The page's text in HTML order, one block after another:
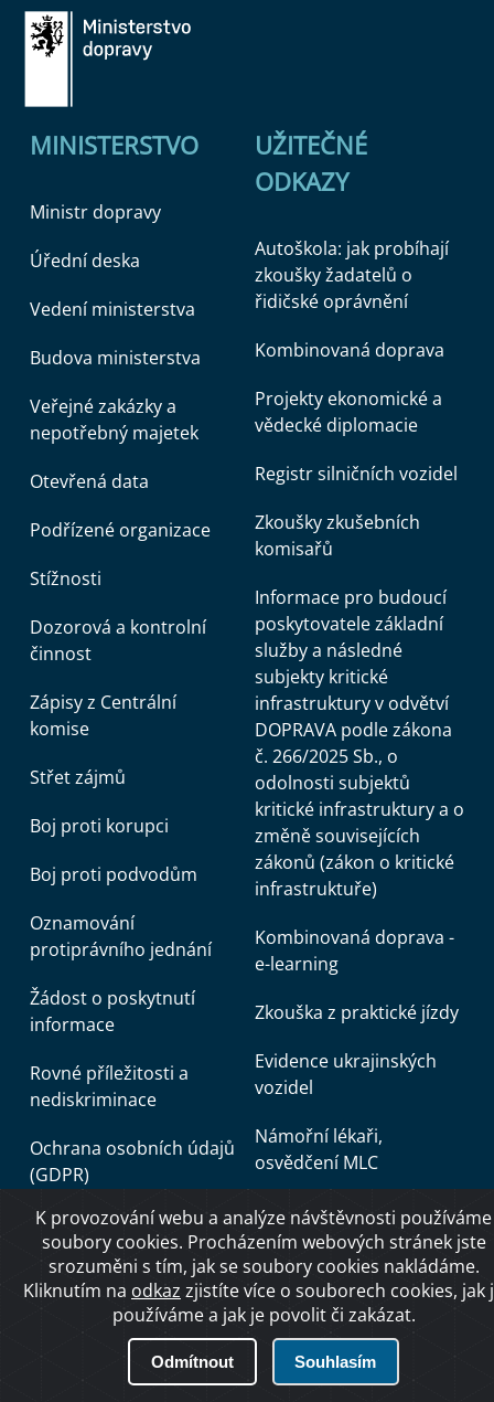
MINISTERSTVO
Ministr dopravy
Úřední deska
Vedení ministerstva
Budova ministerstva
Veřejné zakázky a
nepotřebný majetek
Otevřená data
Podřízené organizace
Stížnosti
Dozorová a kontrolní
činnost
Zápisy z Centrální
komise
Střet zájmů
Boj proti korupci
Boj proti podvodům
Oznamování
protiprávního jednání
Žádost o poskytnutí
informace
Rovné příležitosti a
nediskriminace
Ochrana osobních údajů
(GDPR)
Dětská skupina Mašinka
UŽITEČNÉ
ODKAZY
Autoškola: jak probíhají
zkoušky žadatelů o
řidičské oprávnění
Kombinovaná doprava
Projekty ekonomické a
vědecké diplomacie
Registr silničních vozidel
Zkoušky zkušebních
komisařů
Informace pro budoucí
poskytovatele základní
služby a následné
subjekty kritické
infrastruktury v odvětví
DOPRAVA podle zákona
č. 266/2025 Sb., o
odolnosti subjektů
kritické infrastruktury a o
změně souvisejících
zákonů (zákon o kritické
infrastruktuře)
Kombinovaná doprava -
e-learning
Zkouška z praktické jízdy
Evidence ukrajinských
vozidel
Námořní lékaři,
osvědčení MLC
Autoškola - eTesty
Podmínky udělení
akreditace k provádění
dopravně
psychologického
vyšetření
K provozování webu a analýze návštěvnosti používáme
soubory cookies. Procházením webových stránek jste
srozuměni s tím, jak se soubory cookies nakládáme.
Kliknutím na odkaz zjistíte více o souborech cookies, jak
používáme a jak je povolit či zakázat.
Odmítnout Souhlasím